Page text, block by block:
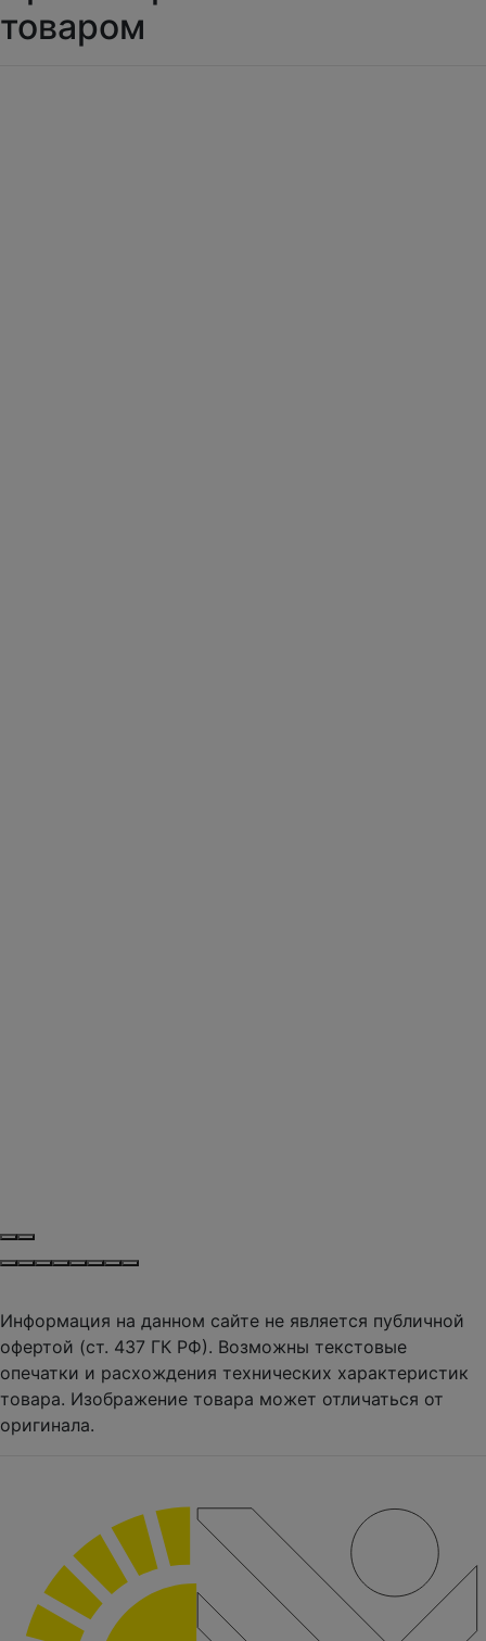
товаром
Информация на данном сайте не является публичной
офертой (ст. 437 ГК РФ). Возможны текстовые
опечатки и расхождения технических характеристик
товара. Изображение товара может отличаться от
оригинала.